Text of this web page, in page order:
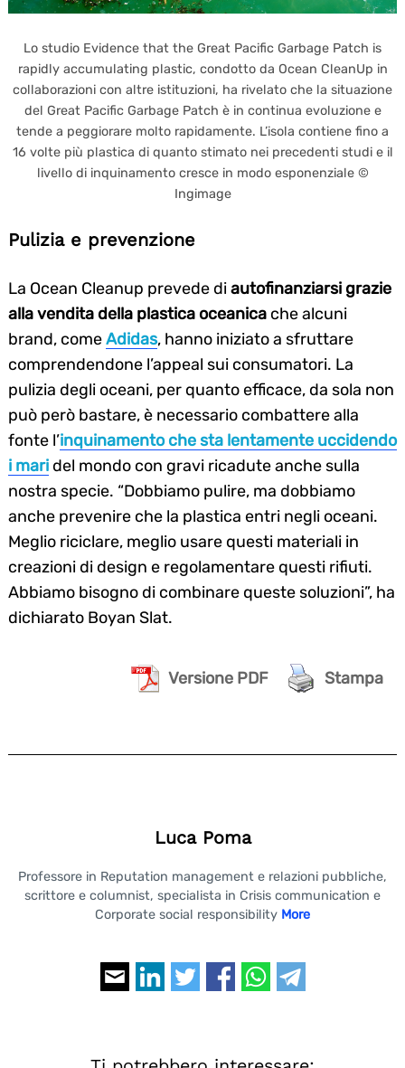
Lo studio Evidence that the Great Pacific Garbage Patch is
rapidly accumulating plastic, condotto da Ocean CleanUp in
collaborazioni con altre istituzioni, ha rivelato che la situazione
del Great Pacific Garbage Patch è in continua evoluzione e
tende a peggiorare molto rapidamente. L’isola contiene fino a
16 volte più plastica di quanto stimato nei precedenti studi e il
livello di inquinamento cresce in modo esponenziale ©
Ingimage
Pulizia e prevenzione
La Ocean Cleanup prevede diautofinanziarsi grazie
alla vendita della plastica oceanica che alcuni
brand, comeAdidas, hanno iniziato a sfruttare
comprendendone l’appeal sui consumatori. La
pulizia degli oceani, per quanto efficace, da sola non
può però bastare, è necessario combattere alla
fonte l’inquinamento che sta lentamente uccidendo
i mari del mondo con gravi ricadute anche sulla
nostra specie. “Dobbiamo pulire, ma dobbiamo
anche prevenire che la plastica entri negli oceani.
Meglio riciclare, meglio usare questi materiali in
creazioni di design e regolamentare questi rifiuti.
Abbiamo bisogno di combinare queste soluzioni”, ha
dichiarato Boyan Slat.
Versione PDF Stampa
Luca Poma
Professore in Reputation management e relazioni pubbliche,
scrittore e columnist, specialista in Crisis communication e
Corporate social responsibility More